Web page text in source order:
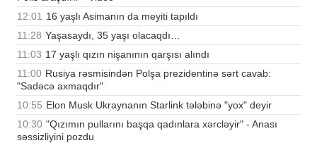
12:01 16 yaşlı Asimanın da meyiti tapıldı
11:28 Yaşasaydı, 35 yaşı olacaqdı…
11:03 17 yaşlı qızın nişanının qarşısı alındı
11:00 Rusiya rəsmisindən Polşa prezidentinə sərt cavab:
"Sadəcə axmaqdır"
10:55 Elon Musk Ukraynanın Starlink tələbinə "yox" deyir
10:30 "Qızımın pullarını başqa qadınlara xərcləyir" - Anası
səssizliyini pozdu